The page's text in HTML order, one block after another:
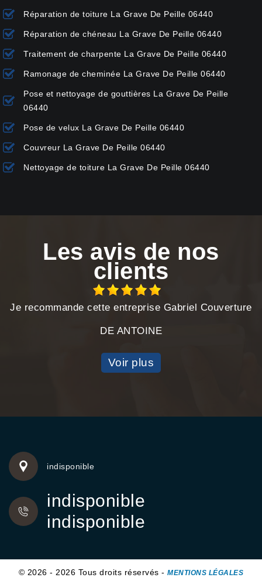
Réparation de toiture La Grave De Peille 06440
Réparation de chéneau La Grave De Peille 06440
Traitement de charpente La Grave De Peille 06440
Ramonage de cheminée La Grave De Peille 06440
Pose et nettoyage de gouttières La Grave De Peille
06440
Pose de velux La Grave De Peille 06440
Couvreur La Grave De Peille 06440
Nettoyage de toiture La Grave De Peille 06440
Les avis de nos
clients
Je recommande cette entreprise Gabriel Couverture
DE ANTOINE
Voir plus
indisponible
indisponible
indisponible
© 2026 - 2026 Tous droits réservés -MENTIONS LÉGALES